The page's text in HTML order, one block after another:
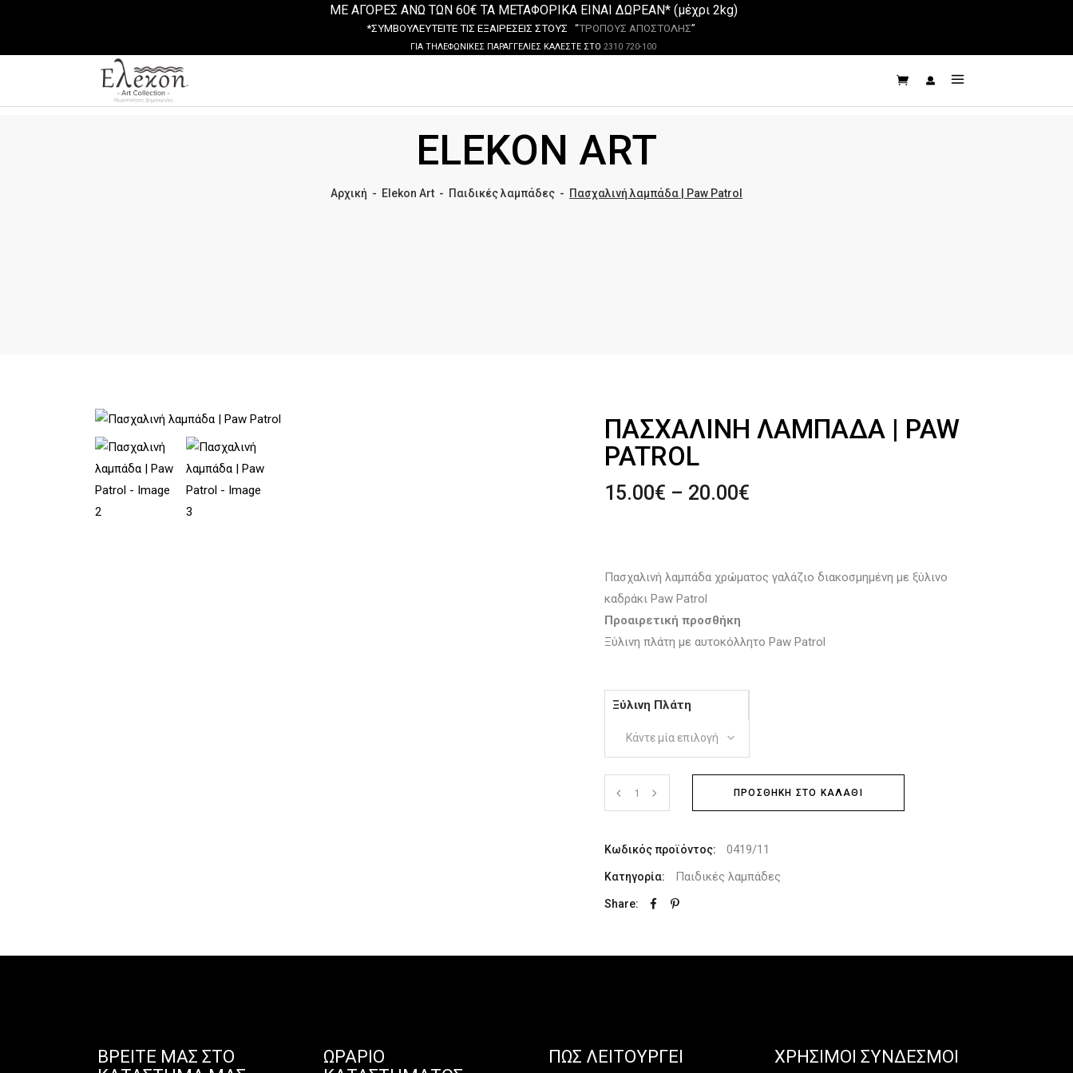
ΜΕ ΑΓΟΡΕΣ ΑΝΩ ΤΩΝ 60€ ΤΑ ΜΕΤΑΦΟΡΙΚΑ ΕΙΝΑΙ ΔΩΡΕΑΝ* (μέχρι 2kg)
*ΣΥΜΒΟΥΛΕΥΤΕΙΤΕ ΤΙΣ ΕΞΑΙΡΕΣΕΙΣ ΣΤΟΥΣ “ΤΡΟΠΟΥΣ ΑΠΟΣΤΟΛΗΣ”
ΓΙΑ ΤΗΛΕΦΩΝΙΚΕΣ ΠΑΡΑΓΓΕΛΙΕΣ ΚΑΛΕΣΤΕ ΣΤΟ 2310 720-100
ELEKON ART
Αρχική - Elekon Art - Παιδικές λαμπάδες - Πασχαλινή λαμπάδα | Paw Patrol
ΠΑΣΧΑΛΙΝΉ ΛΑΜΠΆΔΑ | PAW
PATROL
15.00€ – 20.00€
20.00€
Πασχαλινή λαμπάδα χρώματος γαλάζιο διακοσμημένη με ξύλινο
καδράκι Paw Patrol
Προαιρετική προσθήκη
Ξύλινη πλάτη με αυτοκόλλητο Paw Patrol
Ξύλινη Πλάτη
Κάντε μία επιλογή
ΠΡΟΣΘΉΚΗ ΣΤΟ ΚΑΛΆΘΙ
Κωδικός προϊόντος: 0419/11
Κατηγορία: Παιδικές λαμπάδες
Share:
ΒΡΕΊΤΕ ΜΑΣ ΣΤΟ
ΩΡΆΡΙΟ
ΠΏΣ ΛΕΙΤΟΥΡΓΕΊ ΧΡΉΣΙΜΟΙ ΣΎΝΔΕΣΜΟΙ